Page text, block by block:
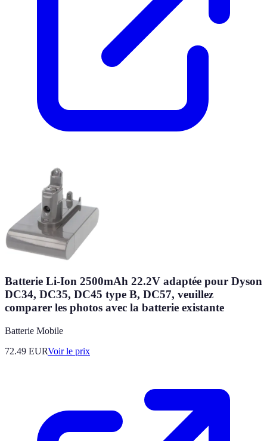
Batterie Li-Ion 2500mAh 22.2V adaptée pour Dyson
DC34, DC35, DC45 type B, DC57, veuillez
comparer les photos avec la batterie existante
Batterie Mobile
72.49 EURVoir le prix